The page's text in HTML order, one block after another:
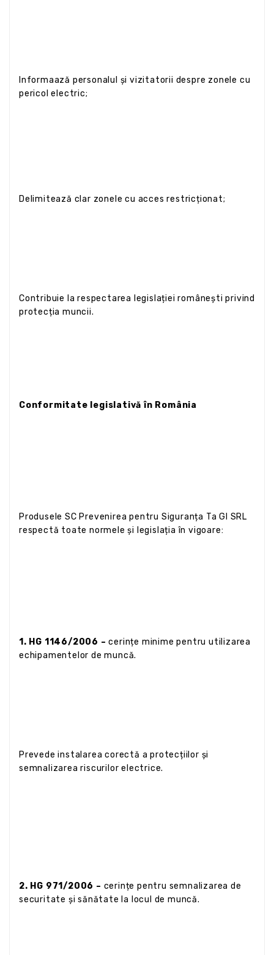
Informaază personalul și vizitatorii despre zonele cu
pericol electric;
Delimitează clar zonele cu acces restricționat;
Contribuie la respectarea legislației românești privind
protecția muncii.
Conformitate legislativă în România
Produsele SC Prevenirea pentru Siguranța Ta GI SRL
respectă toate normele și legislația în vigoare:
1. HG 1146/2006 –cerințe minime pentru utilizarea
echipamentelor de muncă.
Prevede instalarea corectă a protecțiilor și
semnalizarea riscurilor electrice.
2. HG 971/2006 – cerințe pentru semnalizarea de
securitate și sănătate la locul de muncă.